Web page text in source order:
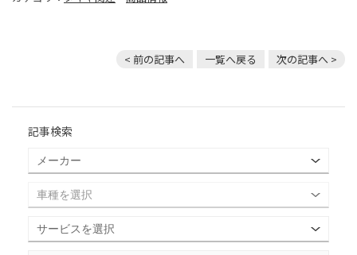
< 前の記事へ 一覧へ戻る 次の記事へ >
記事検索